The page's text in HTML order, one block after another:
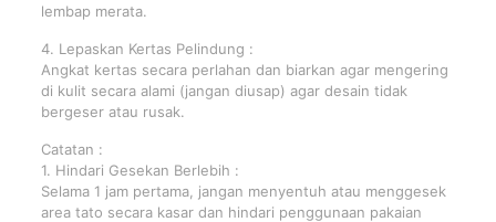
lembap merata.
4. Lepaskan Kertas Pelindung :
Angkat kertas secara perlahan dan biarkan agar mengering
di kulit secara alami (jangan diusap) agar desain tidak
bergeser atau rusak.
Catatan :
1. Hindari Gesekan Berlebih :
Selama 1 jam pertama, jangan menyentuh atau menggesek
area tato secara kasar dan hindari penggunaan pakaian